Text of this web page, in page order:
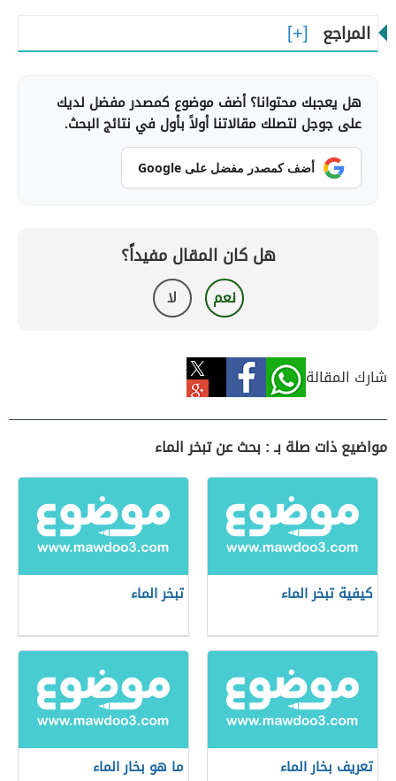
المراجع
هل يعجبك محتوانا؟ أضف موضوع كمصدر مفضل لديك
على جوجل لتصلك مقالاتنا أولاً بأول في نتائج البحث.
أضف كمصدر مفضل على Google
هل كان المقال مفيداً؟
نعم لا
شارك المقالة
مواضيع ذات صلة بـ : بحث عن تبخر الماء
كيفية تبخر الماء تبخر الماء
تعريف بخار الماء ما هو بخار الماء